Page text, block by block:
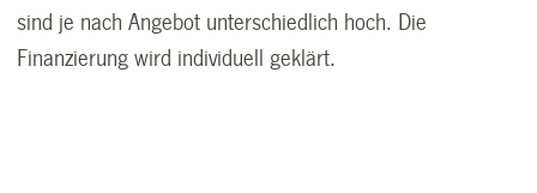
sind je nach Angebot unterschiedlich hoch. Die
Finanzierung wird individuell geklärt.